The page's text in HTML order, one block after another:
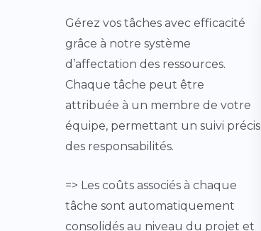
Gérez vos tâches avec efficacité
grâce à notre système
d’affectation des ressources.
Chaque tâche peut être
attribuée à un membre de votre
équipe, permettant un suivi précis
des responsabilités.
=> Les coûts associés à chaque
tâche sont automatiquement
consolidés au niveau du projet et